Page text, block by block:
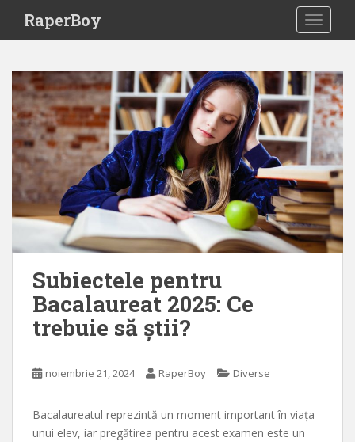
i
RaperBoy
Subiectele pentru
Bacalaureat 2025: Ce
trebuie să știi?
noiembrie 21, 2024 RaperBoy Diverse
Bacalaureatul reprezintă un moment important în viața
unui elev, iar pregătirea pentru acest examen este un